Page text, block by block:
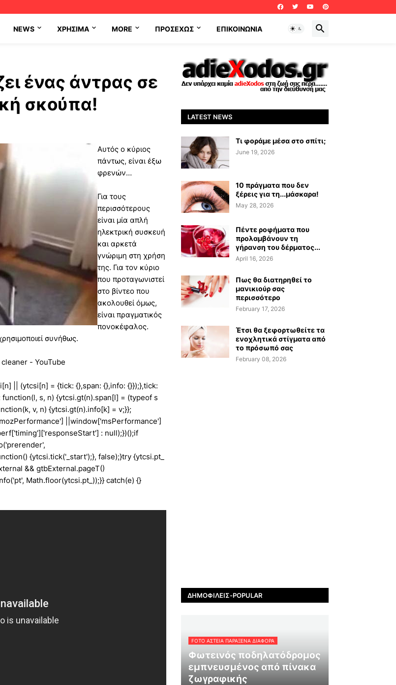
NEWS ΧΡΉΣΙΜΑ MORE ΠΡΟΣΕΧΩΣ ΕΠΙΚΟΙΝΩΝΊΑ
ένας άντρας σε
σκούπα!
Αυτός ο κύριος
πάντως, είναι έξω
φρενών…
Για τους
περισσότερους
είναι μία απλή
ηλεκτρική συσκευή
και αρκετά
γνώριμη στη χρήση
της. Για τον κύριο
που προταγωνιστεί
στο βίντεο που
ακολουθεί όμως,
είναι πραγματικός
πονοκέφαλος.
συνήθως.
cleaner - YouTube
|| (ytcsi[n] = {tick: {},span: {},info: {}});},tick:
s, n) {ytcsi.gt(n).span[l] = (typeof s
v, n) {ytcsi.gt(n).info[k] = v;}};
||window['msPerformance']
: null);})();if
{ytcsi.tick('_start');}, false);}try {ytcsi.pt_
&& gtbExternal.pageT()
Math.floor(ytcsi.pt_));}} catch(e) {}
LATEST NEWS
Τι φοράμε μέσα στο σπίτι;
June 19, 2026
10 πράγματα που δεν
ξέρεις για τη...μάσκαρα!
May 28, 2026
Πέντε ροφήματα που
προλαμβάνουν τη
γήρανση του δέρματος...
April 16, 2026
Πως θα διατηρηθεί το
μανικιούρ σας
περισσότερο
February 17, 2026
Έτσι θα ξεφορτωθείτε τα
ενοχλητικά στίγματα από
το πρόσωπό σας
February 08, 2026
ΔΗΜΟΦΙΛΕΊΣ-POPULAR
FOTO ΑΣΤΕΙΑ ΠΑΡΑΞΕΝΑ ΔΙΑΦΟΡΑ
Φωτεινός ποδηλατόδρομος
εμπνευσμένος από πίνακα
ζωγραφικής